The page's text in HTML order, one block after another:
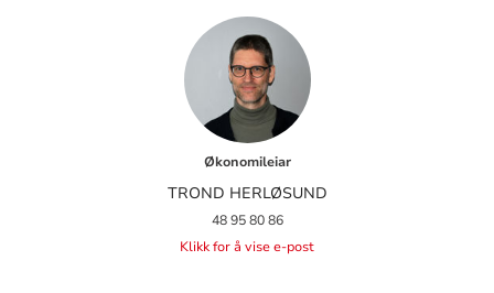
Økonomileiar
TROND HERLØSUND
48 95 80 86
Klikk for å vise e-post